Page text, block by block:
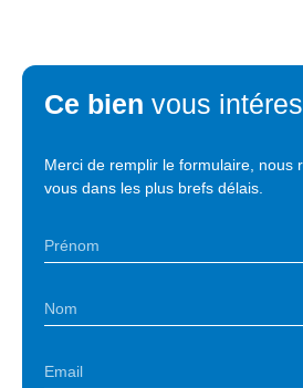
Ce bien vous
Merci de remplir le formulaire, nous
vous dans les plus brefs délais.
Prénom
Nom
Email